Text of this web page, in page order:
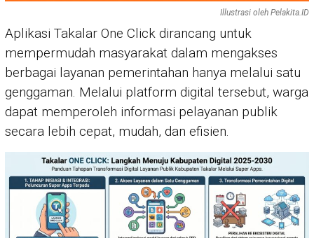
Illustrasi oleh Pelakita.ID
Aplikasi Takalar One Click dirancang untuk
mempermudah masyarakat dalam mengakses
berbagai layanan pemerintahan hanya melalui satu
genggaman. Melalui platform digital tersebut, warga
dapat memperoleh informasi pelayanan publik
secara lebih cepat, mudah, dan efisien.